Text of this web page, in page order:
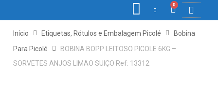
0
Início Etiquetas, Rótulos e Embalagem Picolé
Bobina
Para Picolé
BOBINA BOPP LEITOSO PICOLE 6KG –
SORVETES ANJOS LIMAO SUIÇO Ref: 13312